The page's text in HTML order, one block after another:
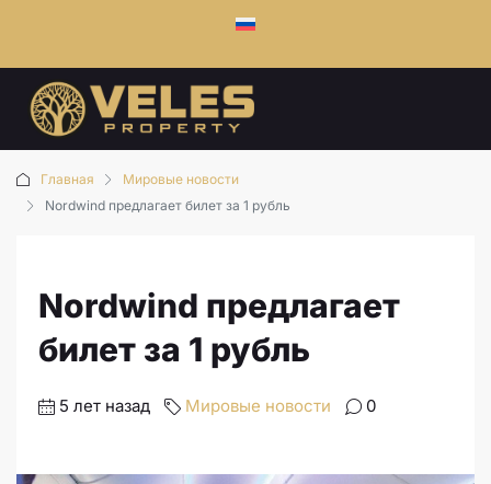
Главная
Мировые новости
Nordwind предлагает билет за 1 рубль
Nordwind предлагает
билет за 1 рубль
5 лет назад Мировые новости 0